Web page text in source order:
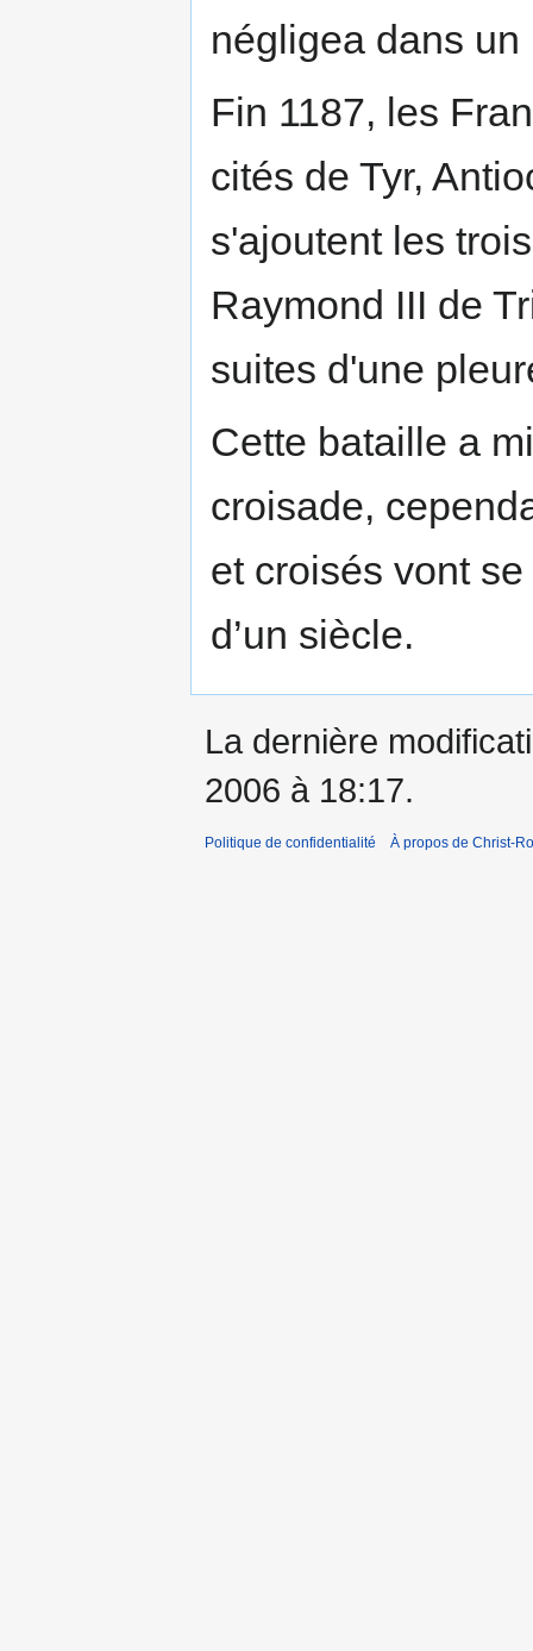
négligea dans
Fin 1187, les
cités de Tyr,
s'ajoutent les
Raymond III de
suites d'une
Cette bataille a
croisade,
et croisés vont
d’un siècle.
La dernière
2006 à 18:17.
Politique de confidentialité À propos de Christ-